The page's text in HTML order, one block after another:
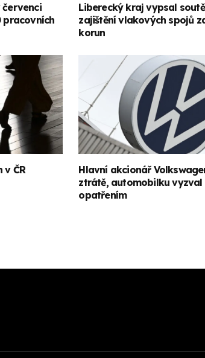
červenci
pracovních
Liberecký kraj vypsal
zajištění vlakových spojů
korun
v ČR
Hlavní akcionář
ztrátě, automobilku vyzval
opatřením